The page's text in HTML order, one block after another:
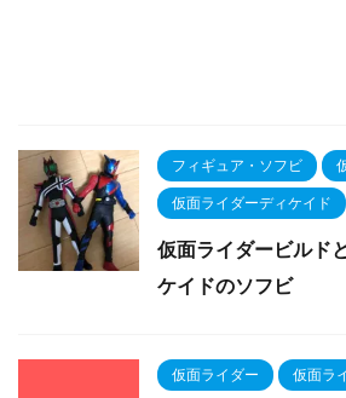
フィギュア・ソフビ
仮面ライダーディケイド
仮面ライダービルド
ケイドのソフビ
仮面ライダー 仮面ラ